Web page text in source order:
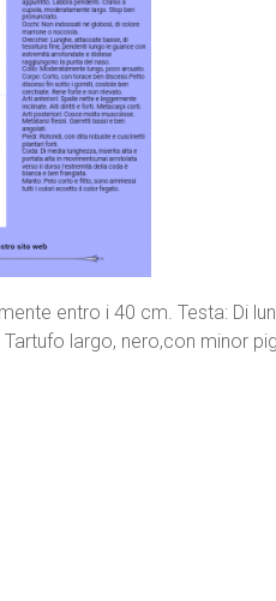
entro i 40 cm. Testa: Di
largo, nero,con minor